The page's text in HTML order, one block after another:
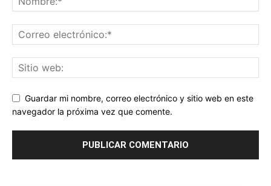
Guardar mi nombre, correo electrónico y sitio web en este
navegador la próxima vez que comente.